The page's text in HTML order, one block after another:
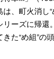
、町火消し
ーズに帰還。
た“め組”の